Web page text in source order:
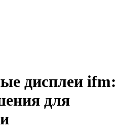
дисплеи ifm:
для